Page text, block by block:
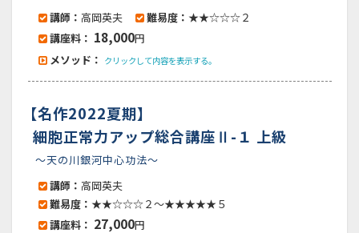
画面をクリックすると元に戻ります。
講師： 高岡英夫 難易度： ★★☆☆☆２
講座料： 18,000円
メソッド： クリックして内容を表示する。
【名作2022夏期】
細胞正常力アップ総合講座Ⅱ-１ 上級
～天の川銀河中心功法～
講師： 高岡英夫
難易度： ★★☆☆☆２～★★★★★５
講座料： 27,000円